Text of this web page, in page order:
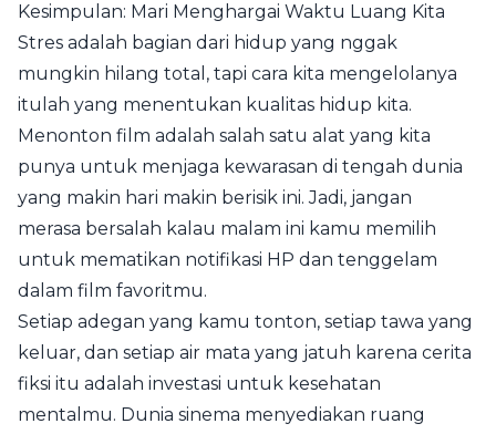
Kesimpulan: Mari Menghargai Waktu Luang Kita
Stres adalah bagian dari hidup yang nggak
mungkin hilang total, tapi cara kita mengelolanya
itulah yang menentukan kualitas hidup kita.
Menonton film adalah salah satu alat yang kita
punya untuk menjaga kewarasan di tengah dunia
yang makin hari makin berisik ini. Jadi, jangan
merasa bersalah kalau malam ini kamu memilih
untuk mematikan notifikasi HP dan tenggelam
dalam film favoritmu.
Setiap adegan yang kamu tonton, setiap tawa yang
keluar, dan setiap air mata yang jatuh karena cerita
fiksi itu adalah investasi untuk kesehatan
mentalmu. Dunia sinema menyediakan ruang